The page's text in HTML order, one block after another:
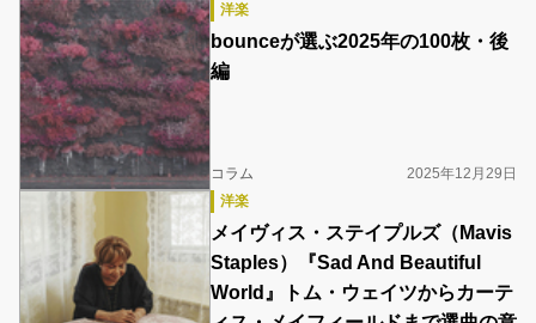
洋楽
bounceが選ぶ2025年の100枚・後
編
コラム
2025年12月29日
洋楽
メイヴィス・ステイプルズ（Mavis
Staples）『Sad And Beautiful
World』トム・ウェイツからカーテ